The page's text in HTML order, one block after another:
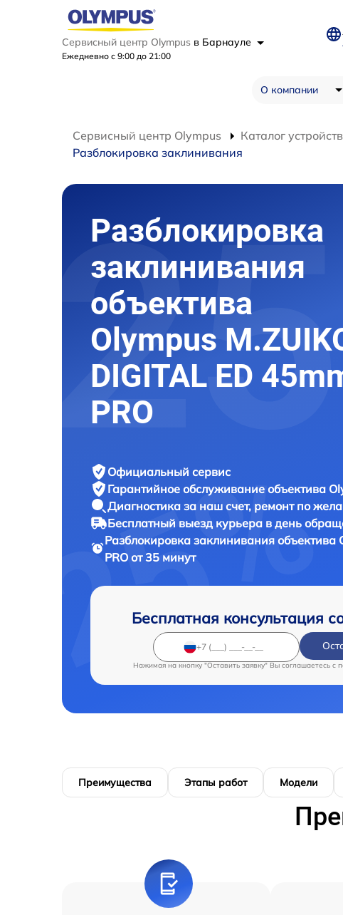
Сервисный центр Olympus в Барнауле
Ежедневно с 9:00 до 21:00
О компании
Сервисный центр Olympus Каталог устройств
Разблокировка заклинивания
Разблокировка
заклинивания
объектива
Olympus
DIGITAL ED
PRO
Официальный сервис
Гарантийное обслуживание объектива
Диагностика за наш счет, ремонт по
Бесплатный выезд курьера в день
Разблокировка заклинивания объектива
PRO от 35 минут
Бесплатная консультация
Нажимая на кнопку "Оставить заявку" Вы соглашаетесь c
Преимущества Этапы работ Модели